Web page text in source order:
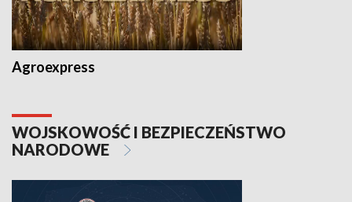
Agroexpress
WOJSKOWOŚĆ I BEZPIECZEŃSTWO
NARODOWE